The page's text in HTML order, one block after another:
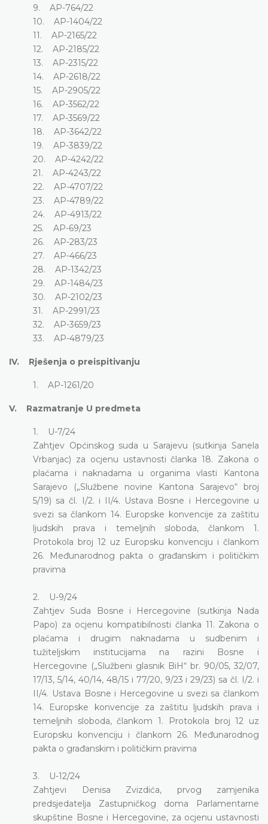
9. AP-764/22
10. AP-1404/22
11. AP-2165/22
12. AP-2185/22
13. AP-2315/22
14. AP-2618/22
15. AP-2905/22
16. AP-3562/22
17. AP-3569/22
18. AP-3642/22
19. AP-3839/22
20. AP-4242/22
21. AP-4243/22
22. AP-4707/22
23. AP-4789/22
24. AP-4913/22
25. AP-69/23
26. AP-283/23
27. AP-466/23
28. AP-1342/23
29. AP-1484/23
30. AP-2102/23
31. AP-2991/23
32. AP-3659/23
33. AP-4879/23
IV. Rješenja o preispitivanju
1. AP-1261/20
V. Razmatranje U predmeta
1. U-7/24
Zahtjev Općinskog suda u Sarajevu (sutkinja Sanela
Vrbanjac) za ocjenu ustavnosti članka 18. Zakona o
plaćama i naknadama u organima vlasti Kantona
Sarajevo („Službene novine Kantona Sarajevo“ broj
5/19) sa čl. I/2. i II/4. Ustava Bosne i Hercegovine u
svezi sa člankom 14. Europske konvencije za zaštitu
ljudskih prava i temeljnih sloboda, člankom 1.
Protokola broj 12 uz Europsku konvenciju i člankom
26. Međunarodnog pakta o građanskim i političkim
pravima
2. U-9/24
Zahtjev Suda Bosne i Hercegovine (sutkinja Nada
Papo) za ocjenu kompatibilnosti članka 11. Zakona o
plaćama i drugim naknadama u sudbenim i
tužiteljskim institucijama na razini Bosne i
Hercegovine („Službeni glasnik BiH“ br. 90/05, 32/07,
17/13, 5/14, 40/14, 48/15 i 77/20, 9/23 i 29/23) sa čl. I/2. i
II/4. Ustava Bosne i Hercegovine u svezi sa člankom
14. Europske konvencije za zaštitu ljudskih prava i
temeljnih sloboda, člankom 1. Protokola broj 12 uz
Europsku konvenciju i člankom 26. Međunarodnog
pakta o građanskim i političkim pravima
3. U-12/24
Zahtjevi Denisa Zvizdića, prvog zamjenika
predsjedatelja Zastupničkog doma Parlamentarne
skupštine Bosne i Hercegovine, za ocjenu ustavnosti